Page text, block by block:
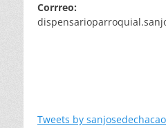
Corrreo:
Tweets by sanjosedechacao